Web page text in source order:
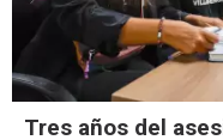
Tres años del